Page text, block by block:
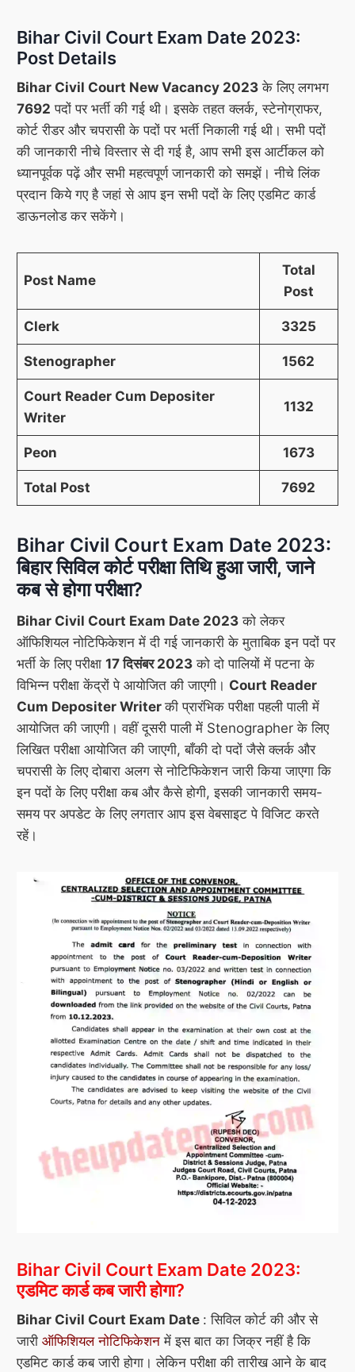
Bihar Civil Court Exam Date 2023:
Post Details
Bihar Civil Court New Vacancy 2023के लिए लगभग
7692 पदों पर भर्ती की गई थी। इसके तहत क्लर्क, स्टेनोग्राफर,
कोर्ट रीडर और चपरासी के पदों पर भर्ती निकाली गई थी। सभी पदों
की जानकारी नीचे विस्तार से दी गई है, आप सभी इस आर्टीकल को
ध्यानपूर्वक पढ़ें और सभी महत्वपूर्ण जानकारी को समझें। नीचे लिंक
प्रदान किये गए है जहां से आप इन सभी पदों के लिए एडमिट कार्ड
डाऊनलोड कर सकेंगे।
Post Name
Total
Post
Clerk 3325
Stenographer 1562
Court Reader Cum Depositer
Writer
1132
Peon 1673
Total Post 7692
Bihar Civil Court Exam Date 2023:
बिहार सिविल कोर्ट परीक्षा तिथि हुआ जारी, जाने
कब से होगा परीक्षा?
Bihar Civil Court Exam Date 2023को लेकर
ऑफिशियल नोटिफिकेशन में दी गई जानकारी के मुताबिक इन पदों पर
भर्ती के लिए परीक्षा 17 दिसंबर 2023को दो पालियों में पटना के
विभिन्न परीक्षा केंद्रों पे आयोजित की जाएगी। Court Reader
Cum Depositer Writerकी प्रारंभिक परीक्षा पहली पाली में
आयोजित की जाएगी। वहीं दूसरी पाली में Stenographer के लिए
लिखित परीक्षा आयोजित की जाएगी, बाँकी दो पदों जैसे क्लर्क और
चपरासी के लिए दोबारा अलग से नोटिफिकेशन जारी किया जाएगा कि
इन पदों के लिए परीक्षा कब और कैसे होगी, इसकी जानकारी समय-
समय पर अपडेट के लिए लगतार आप इस वेबसाइट पे विजिट करते
रहें।
Bihar Civil Court Exam Date 2023:
एडमिट कार्ड कब जारी होगा?
Bihar Civil Court Exam Date : सिविल कोर्ट की और से
जारी ऑफिशियल नोटिफिकेशनमें इस बात का जिक्र नहीं है कि
एडमिट कार्ड कब जारी होगा। लेकिन परीक्षा की तारीख आने के बाद